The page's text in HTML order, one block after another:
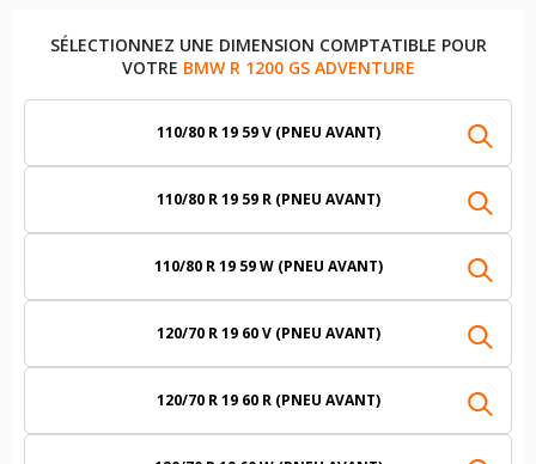
SÉLECTIONNEZ UNE DIMENSION COMPTATIBLE POUR
VOTRE BMW R 1200 GS ADVENTURE
110/80 R 19 59 V (PNEU AVANT)
110/80 R 19 59 R (PNEU AVANT)
110/80 R 19 59 W (PNEU AVANT)
120/70 R 19 60 V (PNEU AVANT)
120/70 R 19 60 R (PNEU AVANT)